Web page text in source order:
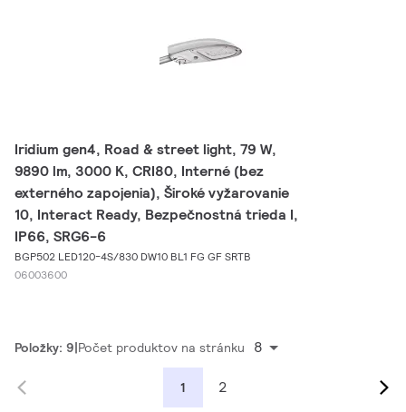
Iridium gen4, Road & street light, 79 W,
9890 lm, 3000 K, CRI80, Interné (bez
externého zapojenia), Široké vyžarovanie
10, Interact Ready, Bezpečnostná trieda I,
IP66, SRG6-6
BGP502 LED120-4S/830 DW10 BL1 FG GF SRTB
06003600
Položky: 9 Počet produktov na stránku 8
1 2